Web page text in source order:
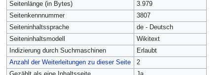
Seitenlänge (in Bytes)
3.979
Seitenkennnummer
3807
Seiteninhaltssprache
de - Deutsch
Seiteninhaltsmodell
Wikitext
Indizierung durch Suchmaschinen
Erlaubt
Anzahl der Weiterleitungen zu dieser Seite
2